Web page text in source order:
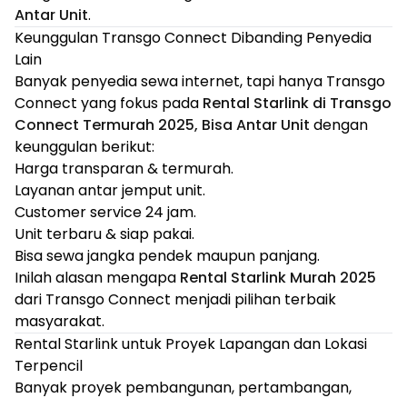
Antar Unit.
Keunggulan Transgo Connect Dibanding Penyedia
Lain
Banyak penyedia sewa internet, tapi hanya Transgo
Connect yang fokus pada Rental Starlink di Transgo
Connect Termurah 2025, Bisa Antar Unit dengan
keunggulan berikut:
Harga transparan & termurah.
Layanan antar jemput unit.
Customer service 24 jam.
Unit terbaru & siap pakai.
Bisa sewa jangka pendek maupun panjang.
Inilah alasan mengapa Rental Starlink Murah 2025
dari Transgo Connect menjadi pilihan terbaik
masyarakat.
Rental Starlink untuk Proyek Lapangan dan Lokasi
Terpencil
Banyak proyek pembangunan, pertambangan,